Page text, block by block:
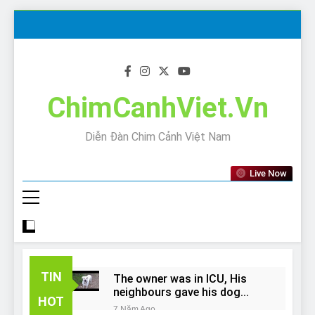
ChimCanhViet.Vn
Diễn Đàn Chim Cảnh Việt Nam
Live Now
TIN
HOT
The owner was in ICU, His
neighbours gave his dog
away!
7 Năm Ago